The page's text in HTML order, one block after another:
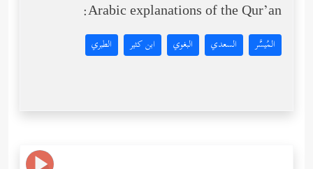
Arabic explanations of the Qur’an:
المُيسَّر السعدي البغوي ابن كثير الطبري